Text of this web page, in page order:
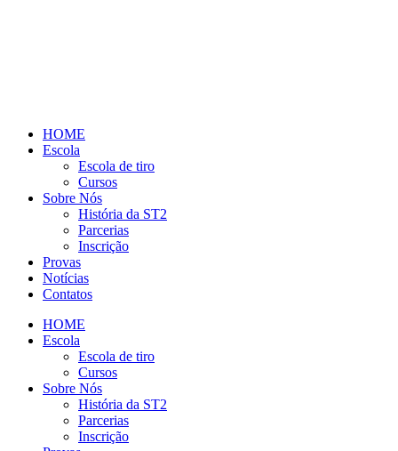
HOME
Escola
Escola de tiro
Cursos
Sobre Nós
História da ST2
Parcerias
Inscrição
Provas
Notícias
Contatos
HOME
Escola
Escola de tiro
Cursos
Sobre Nós
História da ST2
Parcerias
Inscrição